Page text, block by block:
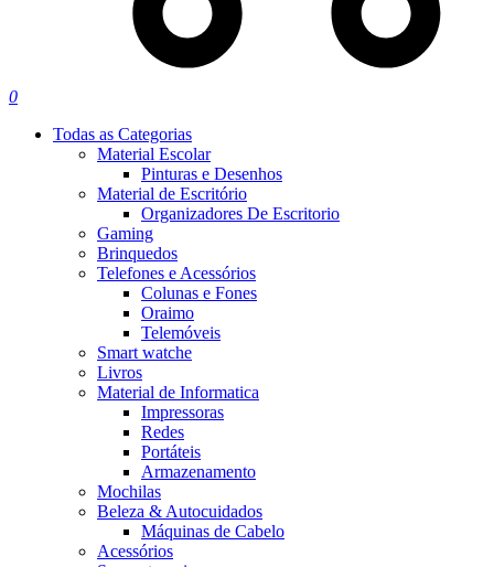
0
Todas as Categorias
Material Escolar
Pinturas e Desenhos
Material de Escritório
Organizadores De Escritorio
Gaming
Brinquedos
Telefones e Acessórios
Colunas e Fones
Oraimo
Telemóveis
Smart watche
Livros
Material de Informatica
Impressoras
Redes
Portáteis
Armazenamento
Mochilas
Beleza & Autocuidados
Máquinas de Cabelo
Acessórios